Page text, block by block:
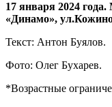
17 января 2024
«Динамо»,
Текст: Антон Буялов.
Фото: Олег Бухарев.
*Возрастные